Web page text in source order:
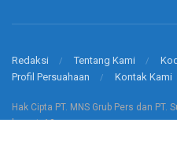
Redaksi Tentang Kami
Profil Persuahaan
Kontak Kami
Hak Cipta PT. MNS Grub Pers dan PT.
korantv10.com